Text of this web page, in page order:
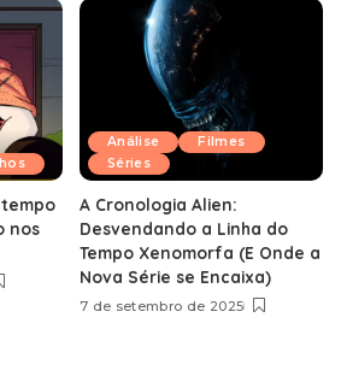
nos
Análise
Filmes
Séries
A Cronologia Alien:
Desvendando a Linha do
Tempo Xenomorfa (E Onde a
Nova Série se Encaixa)
7 de setembro de 2025